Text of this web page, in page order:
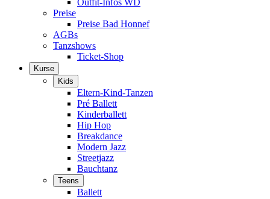
Outfit-Infos WD
Preise
Preise Bad Honnef
AGBs
Tanzshows
Ticket-Shop
Kurse
Kids
Eltern-Kind-Tanzen
Pré Ballett
Kinderballett
Hip Hop
Breakdance
Modern Jazz
Streetjazz
Bauchtanz
Teens
Ballett